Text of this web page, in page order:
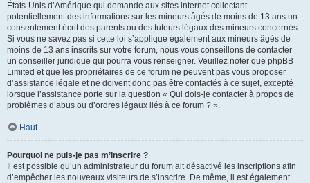
États-Unis d’Amérique qui demande aux sites internet collectant
potentiellement des informations sur les mineurs âgés de moins de 13 ans un
consentement écrit des parents ou des tuteurs légaux des mineurs concernés.
Si vous ne savez pas si cette loi s’applique également aux mineurs âgés de
moins de 13 ans inscrits sur votre forum, nous vous conseillons de contacter
un conseiller juridique qui pourra vous renseigner. Veuillez noter que phpBB
Limited et que les propriétaires de ce forum ne peuvent pas vous proposer
d’assistance légale et ne doivent donc pas être contactés à ce sujet, excepté
lorsque l’assistance porte sur la question « Qui dois-je contacter à propos de
problèmes d’abus ou d’ordres légaux liés à ce forum ? ».
Haut
Pourquoi ne puis-je pas m’inscrire ?
Il est possible qu’un administrateur du forum ait désactivé les inscriptions afin
d’empêcher les nouveaux visiteurs de s’inscrire. De même, il est également